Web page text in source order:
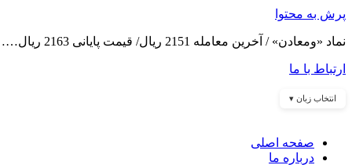
پرش به محتوا
نماد «ومعادن» / آخرین معامله 2151 ریال/ قیمت پایانی 2163 ریال……
ارتباط با ما
انتخاب زبان ▾
صفحه اصلی
درباره ما